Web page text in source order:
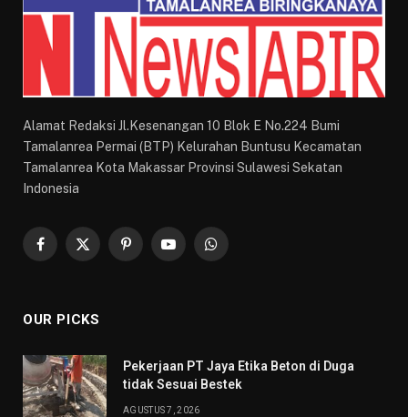
Alamat Redaksi Jl.Kesenangan 10 Blok E No.224 Bumi
Tamalanrea Permai (BTP) Kelurahan Buntusu Kecamatan
Tamalanrea Kota Makassar Provinsi Sulawesi Sekatan
Indonesia
Facebook
X
PinterestYouTubeWhatsApp
OUR PICKS
Pekerjaan PT Jaya Etika Beton di Duga
tidak Sesuai Bestek
AGUSTUS 7, 2026